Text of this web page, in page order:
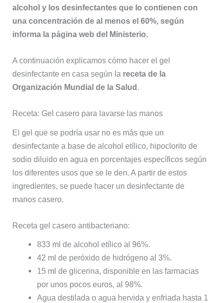
alcohol y los desinfectantes que lo contienen con
una concentración de al menos el 60%, según
informa la página web del Ministerio.
A continuación explicamos cómo hacer el gel
desinfectante en casa según la receta de la
Organización Mundial de la Salud.
Receta: Gel casero para lavarse las manos
El gel que se podría usar no es más que un
desinfectante a base de alcohol etílico, hipoclorito de
sodio diluido en agua en porcentajes específicos según
los diferentes usos que se le den. A partir de estos
ingredientes, se puede hacer un desinfectante de
manos casero.
Receta gel casero antibacteriano:
833 ml de alcohol etílico al 96%.
42 ml de peróxido de hidrógeno al 3%.
15 ml de glicerina, disponible en las farmacias
por unos pocos euros, al 98%.
Agua destilada o agua hervida y enfriada hasta 1